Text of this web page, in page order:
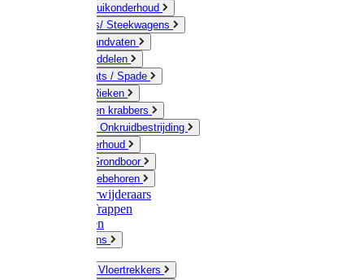
Boom / Struikonderhoud
Kruiwagens/ Steekwagens
Stelen / Handvaten
Tuinhulpmiddelen
Schop / Bats / Spade
Vorken & Rieken
Cultivator en krabbers
Schoffels / Onkruidbestrijding
Gazononderhoud
Hamers / Grondboor
Sledes / toebehoren
Onkruidverwijderaars
Ladders / Trappen
Werkbanken
Betonmolens
Bezems & Vloertrekkers